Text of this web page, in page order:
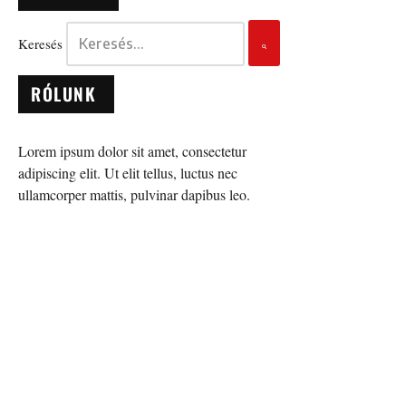
Keresés
RÓLUNK
Lorem ipsum dolor sit amet, consectetur
adipiscing elit. Ut elit tellus, luctus nec
ullamcorper mattis, pulvinar dapibus leo.